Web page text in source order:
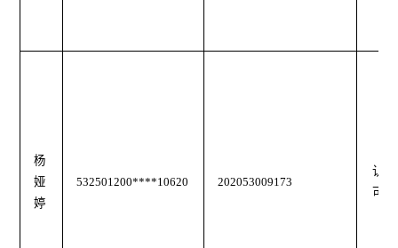
杨
娅
婷
532501200****10620 202053009173
认
可